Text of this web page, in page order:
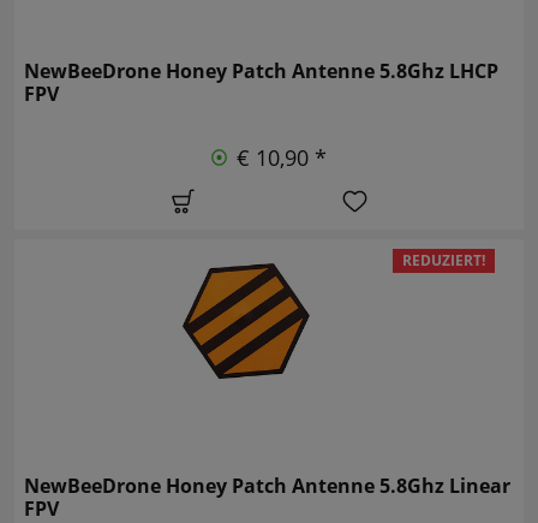
NewBeeDrone Honey Patch Antenne 5.8Ghz LHCP
FPV
€ 10,90 *
REDUZIERT!
NewBeeDrone Honey Patch Antenne 5.8Ghz Linear
FPV